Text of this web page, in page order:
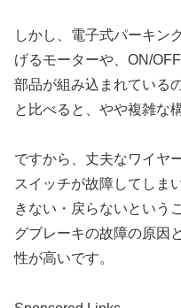
しかし、電子式パーキン
げるモーターや、ON/
部品が組み込まれている
と比べると、やや複雑な
ですから、丈夫なワイヤ
スイッチが故障してしま
きない・戻らないという
グブレーキの故障の原因
性が高いです。